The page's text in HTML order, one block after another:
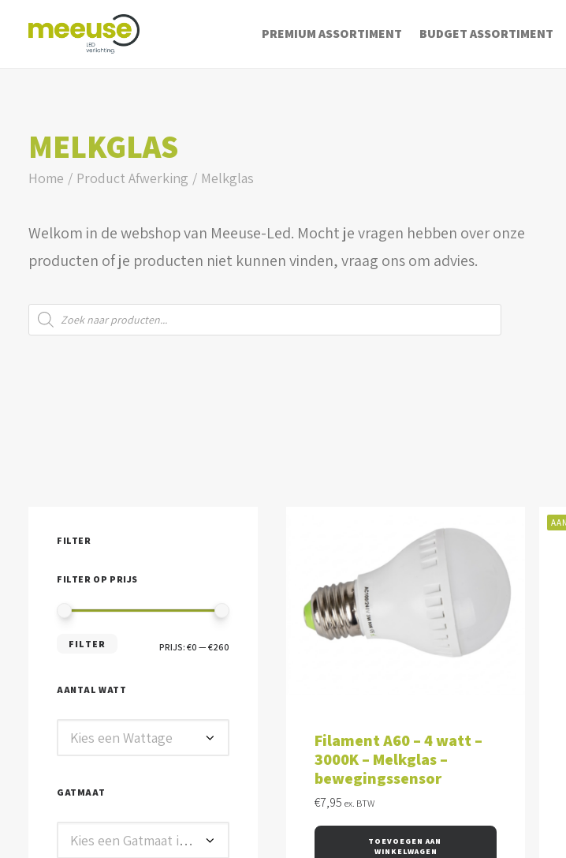
PREMIUM ASSORTIMENT BUDGET ASSORTIMENT
MELKGLAS
Home Product Afwerking Melkglas
Welkom in de webshop van Meeuse-Led. Mocht je vragen hebben over onze
producten of je producten niet kunnen vinden, vraag ons om advies.
Producten
zoeken
FILTER
FILTER OP PRIJS
FILTER PRIJS: €0 — €260
AANTAL WATT
Kies een Wattage
GATMAAT
Kies een Gatmaat in mm
Filament A60 – 4 watt –
3000K – Melkglas –
bewegingssensor
€7,95 ex. BTW
TOEVOEGEN AAN
WINKELWAGEN